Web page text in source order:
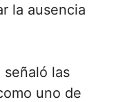
la ausencia
señaló las
uno de